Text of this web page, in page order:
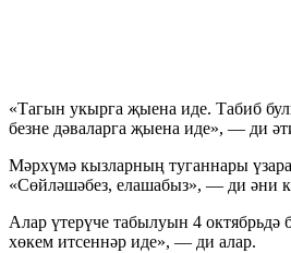
«Тагын укырга җыена иде. Табиб
безне дәваларга җыена иде», — ди
Мәрхүмә кызларның туганнары
«Сөйләшәбез, елашабыз», — ди әни
Алар үтерүче табылуын 4 октябрьдә
хөкем итсеннәр иде», — ди алар.